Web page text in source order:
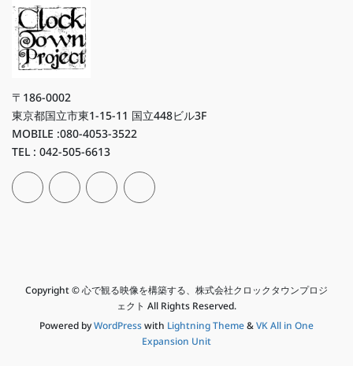
〒186-0002
東京都国立市東1-15-11 国立448ビル3F
MOBILE :080-4053-3522
TEL : 042-505-6613
Copyright © 心で観る映像を構築する、株式会社クロックタウンプロジ
ェクト All Rights Reserved.
Powered byWordPresswith Lightning Theme&VK All in One
Expansion Unit